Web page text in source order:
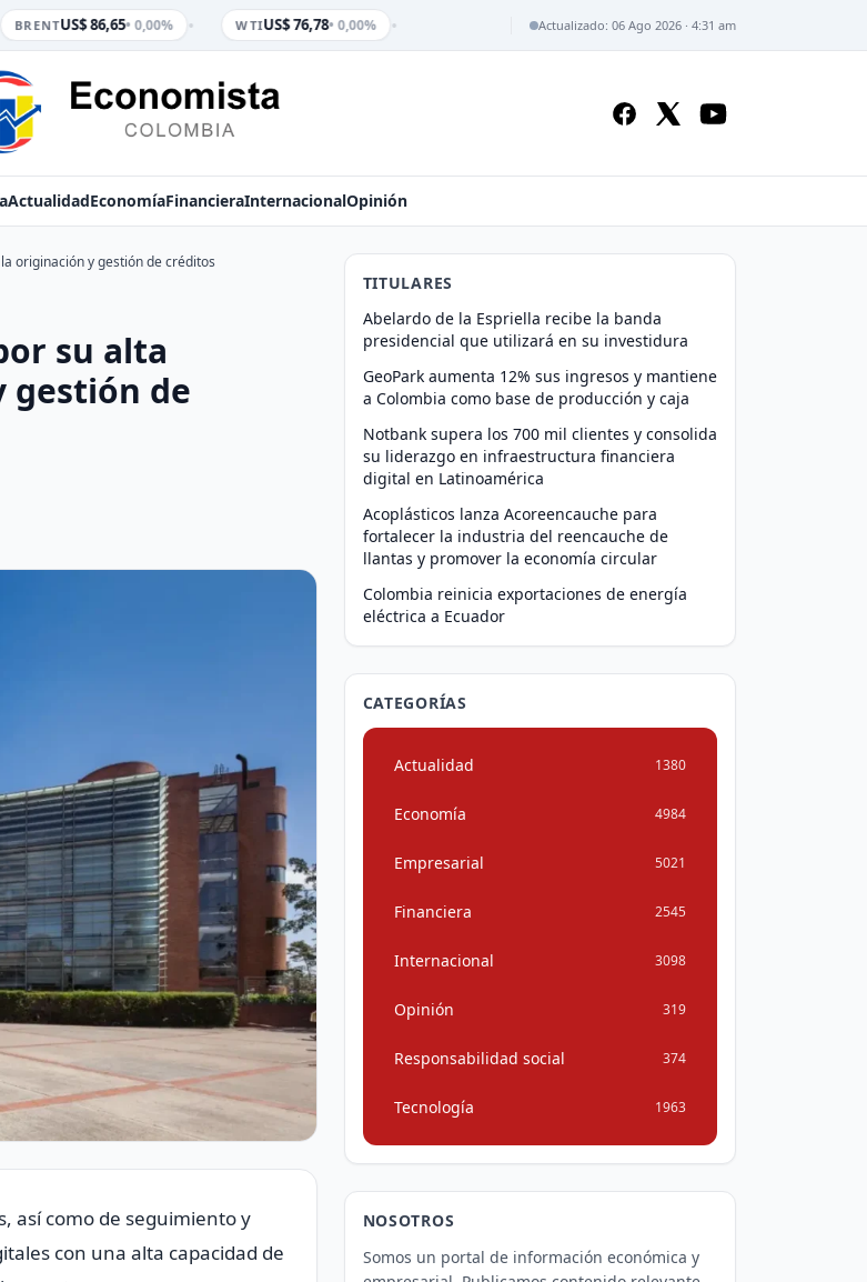
BRENTUS$ 86,65• 0,00% WTIUS$ 76,78• 0,00% Actualizado: 06 Ago 2026 · 4:31 am
ActualidadEconomíaFinancieraInternacionalOpinión
originación y gestión de créditos
su alta
gestión de
así como de seguimiento y
con una alta capacidad de
TITULARES
Abelardo de la Espriella recibe la banda
presidencial que utilizará en su investidura
GeoPark aumenta 12% sus ingresos y mantiene
a Colombia como base de producción y caja
Notbank supera los 700 mil clientes y consolida
su liderazgo en infraestructura financiera
digital en Latinoamérica
Acoplásticos lanza Acoreencauche para
fortalecer la industria del reencauche de
llantas y promover la economía circular
Colombia reinicia exportaciones de energía
eléctrica a Ecuador
CATEGORÍAS
Actualidad 1380
Economía 4984
Empresarial 5021
Financiera 2545
Internacional 3098
Opinión 319
Responsabilidad social 374
Tecnología 1963
NOSOTROS
Somos un portal de información económica y